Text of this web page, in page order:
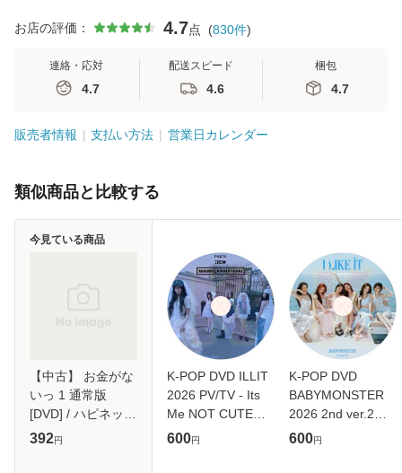
お店の評価： 4.7点 (830件)
連絡・応対
4.7
配送スピード
4.6
梱包
4.7
販売者情報 支払い方法 営業日カレンダー
類似商品と比較する
【中古】 お金がな
いっ 1 通常版
[DVD] / ハピネッ
ト・ピクチャーズ
392円
今見ている商品
K-POP DVD ILLIT
2026 PV/TV - Its
Me NOT CUTE
ANYMORE
600円
K-POP DVD
BABYMONSTER
2026 2nd ver.2
PV/TV - I LIKE IT
600円